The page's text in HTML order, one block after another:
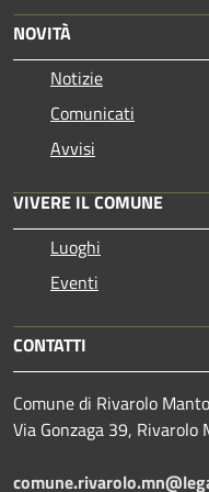
NOVITÀ
Notizie
Comunicati
Avvisi
VIVERE IL COMUNE
Luoghi
Eventi
CONTATTI
Comune di Rivarolo
Via Gonzaga 39, Rivarolo